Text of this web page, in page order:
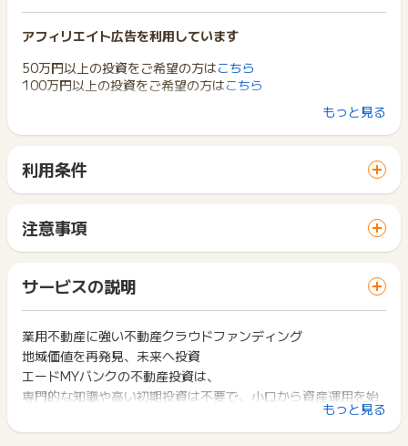
アフィリエイト広告を利用しています
50万円以上の投資をご希望の方はこちら
100万円以上の投資をご希望の方はこちら
①新規で口座を開設し、エードMYバンク38号への出資金の振
②エードMYバンク37号CPで新規で口座を開設したがご出資が
間に合わなかった方で、38号への出資金の振込が完了した方
※クーリングオフによりキャンセルとなった場合は除外
※別途実施するキャンペーンとの併用は不可
【ポイント獲得対象外条件】
・出資申込内容の不備、虚偽、いたずら、重複などの不正行為
・既存の出資者（過去に一度でも当社商品に出資されたことが
ある方）
※ただし、投資家登録後、出資未経験の方は承認対象
・過去に当社で同様の成果条件によるサービスをご利用いただ
いた方
・退会後にメールアドレスを変更して再登録・再出資されたと
もっと見る
利用条件
サイトに移動してからお申し込みやお買い物が完了するまでの
間に、同じブラウザ（※）で他のサイトに移動した場合はポイン
ト獲得ができません。
「 サイトへ行ってポイントGET 」ボタンを押した時とサービ
ス・お買い物利用時で、デバイス・ブラウザが異なる場合はポ
イント獲得ができません。
2回以上同じお買い物・サービスをご利用される場合は、毎回
ポイントタウンに戻り、「 サイトへ行ってポイントGET 」ボ
タンを押してからご利用ください。
下記の事項に該当する場合、広告主側で対象外とみなし、「獲
注意事項
一部のサービスにつきましては、1商品につき10円単位の金額
は切り捨てとなります。
ポイント獲得が1ポイント未満のものは切り捨てとなり、ポイ
ント履歴には記載されません。
原則として広告主側のポイント等を利用して支払われた金額分
につきましては、ポイントタウンのポイント獲得の対象には含
まれません。
広告主が運営しているサービスの都合もしくは会員様の都合で
商品の交換や一部でもキャンセルされた場合、ポイントが無効
になる可能性もございます。
サービスの説明
業用不動産に強い不動産クラウドファンディング
地域価値を再発見、未来へ投資
エードMYバンクの不動産投資は、
専門的な知識や高い初期投資は不要で、小口から資産運用を始
もっと見る